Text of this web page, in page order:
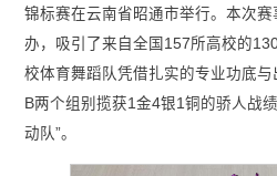
锦标赛在云南省昭通市举行。本次
办，吸引了来自全国157所高校的
校体育舞蹈队凭借扎实的专业功底
B两个组别揽获1金4银1铜的骄人战
动队”。